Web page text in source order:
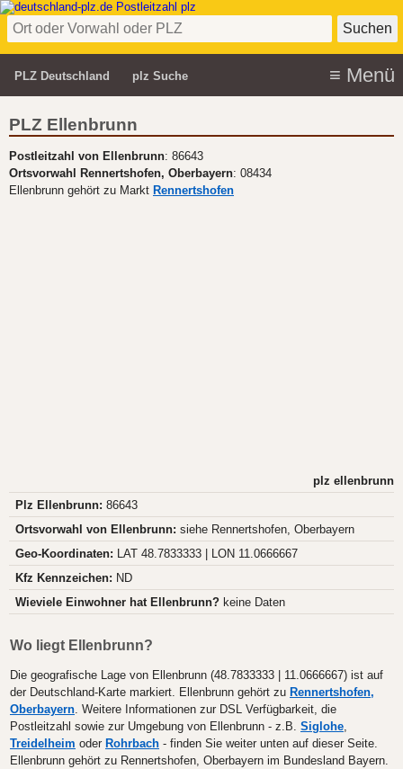
PLZ Deutschland plz Suche
PLZ Ellenbrunn
Postleitzahl von Ellenbrunn: 86643
Ortsvorwahl Rennertshofen, Oberbayern: 08434
Ellenbrunn gehört zu Markt Rennertshofen
plz ellenbrunn
Plz Ellenbrunn: 86643
Ortsvorwahl von Ellenbrunn: siehe Rennertshofen, Oberbayern
Geo-Koordinaten: LAT 48.7833333 | LON 11.0666667
Kfz Kennzeichen: ND
Wieviele Einwohner hat Ellenbrunn? keine Daten
Wo liegt Ellenbrunn?
Die geografische Lage von Ellenbrunn (48.7833333 | 11.0666667) ist auf
der Deutschland-Karte markiert. Ellenbrunn gehört zu Rennertshofen,
Oberbayern. Weitere Informationen zur DSL Verfügbarkeit, die
Postleitzahl sowie zur Umgebung von Ellenbrunn - z.B. Siglohe,
Treidelheim oder Rohrbach - finden Sie weiter unten auf dieser Seite.
Ellenbrunn gehört zu Rennertshofen, Oberbayern im Bundesland Bayern.